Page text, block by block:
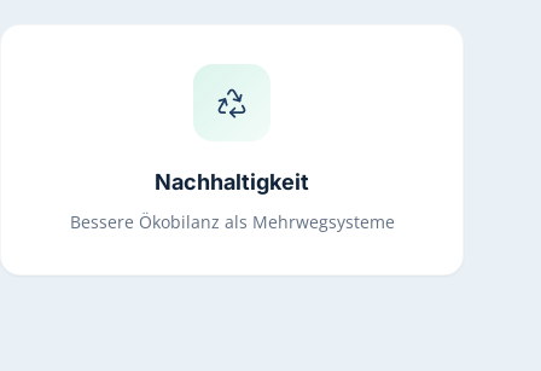
Nachhaltigkeit
Bessere Ökobilanz als Mehrwegsysteme